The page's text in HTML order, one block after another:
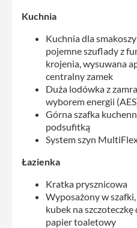
Kuchnia
Kuchnia dla
pojemne szuflady z
krojenia, wysuwana
centralny zamek
Duża lodówka z
wyborem energii
Górna szafka
podsufitką
System szyn
Łazienka
Kratka prysznicowa
Wyposażony w
kubek na
papier toaletowy